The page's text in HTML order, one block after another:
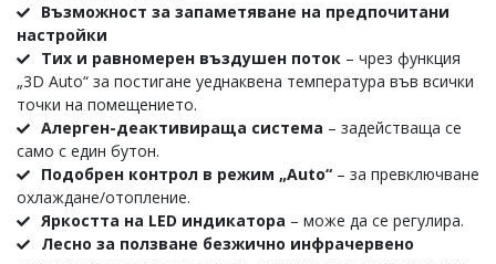
Възможност за запаметяване на предпочитани
настройки
Тих и равномерен въздушен поток – чрез функция
„3D Auto“ за постигане уеднаквена температура във всички
точки на помещението.
Алерген-деактивираща система – задействаща се
само с един бутон.
Подобрен контрол в режим „Auto“ – за превключване
охлаждане/отопление.
Яркостта на LED индикатора – може да се регулира.
Лесно за ползване безжично инфрачервено